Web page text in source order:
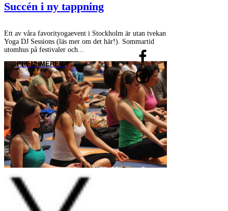
Succén i ny tappning
Ett av våra favorityogaevent i Stockholm är utan tvekan
Yoga DJ Sessions (läs mer om det här!). Sommartid
utomhus på festivaler och...
PRENUMERERA
bottom of page